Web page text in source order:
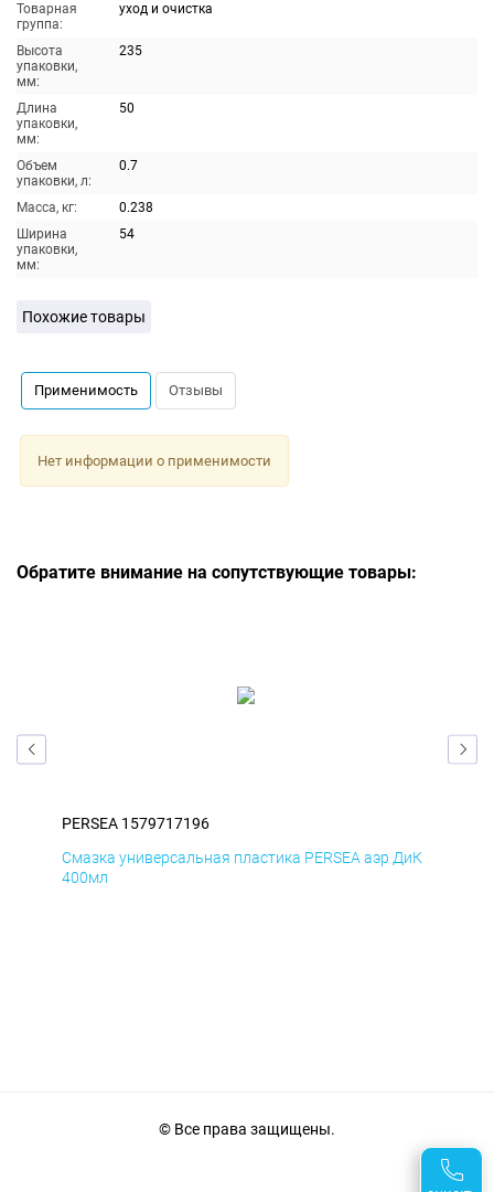
Товарная
группа:
уход и очистка
Высота
упаковки,
мм:
235
Длина
упаковки,
мм:
50
Объем
упаковки, л:
0.7
Масса, кг:
0.238
Ширина
упаковки,
мм:
54
Похожие товары
Применимость Отзывы
Нет информации о применимости
Обратите внимание на сопутствующие товары:
PERSEA 1579717196
Смазка универсальная пластика PERSEA аэр ДиК
400мл
© Все права защищены.